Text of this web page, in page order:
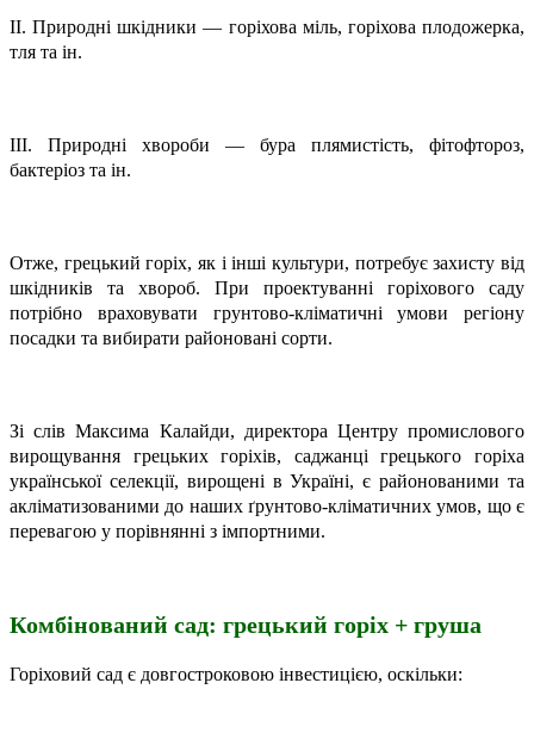
ІІ. Природні шкідники — горіхова міль, горіхова плодожерка,
тля та ін.
ІІІ. Природні хвороби — бура плямистість, фітофтороз,
бактеріоз та ін.
Отже, грецький горіх, як і інші культури, потребує захисту від
шкідників та хвороб. При проектуванні горіхового саду
потрібно враховувати грунтово-кліматичні умови регіону
посадки та вибирати районовані сорти.
Зі слів Максима Калайди, директора Центру промислового
вирощування грецьких горіхів, саджанці грецького горіха
української селекції, вирощені в Україні, є районованими та
акліматизованими до наших ґрунтово-кліматичних умов, що є
перевагою у порівнянні з імпортними.
Комбінований сад: грецький горіх + груша
Горіховий сад є довгостроковою інвестицією, оскільки: